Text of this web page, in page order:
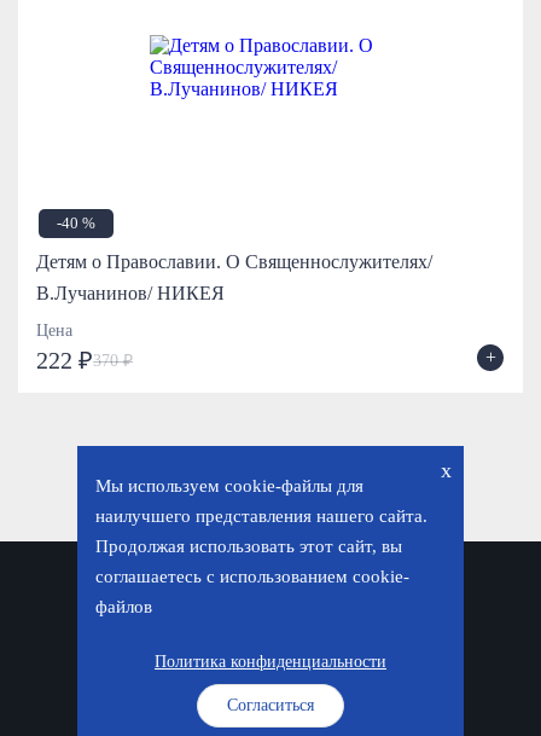
-40 %
Детям о Православии. О Священнослужителях/
В.Лучанинов/ НИКЕЯ
Цена
222 ₽370 ₽ +
x
Мы используем cookie-файлы для
наилучшего представления нашего сайта.
Продолжая использовать этот сайт, вы
соглашаетесь с использованием cookie-
файлов
Согласиться
Политика конфиденциальности